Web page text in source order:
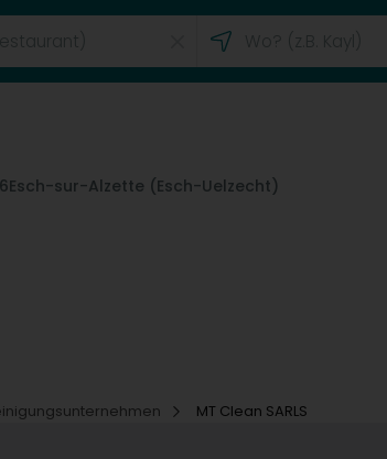
Esch-sur-Alzette (Esch-Uelzecht)
MT Clean SARLS